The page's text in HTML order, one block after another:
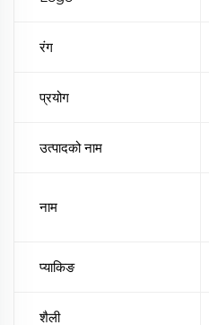
रंग
प्रयोग
उत्पादको नाम
नाम
प्याकिङ
शैली